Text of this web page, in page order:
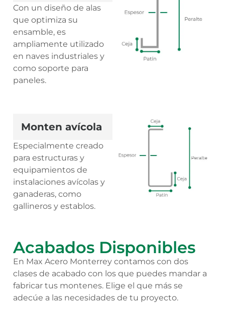
Con un diseño de alas
que optimiza su
ensamble, es
ampliamente utilizado
en naves industriales y
como soporte para
paneles.
Monten avícola
Especialmente creado
para estructuras y
equipamientos de
instalaciones avícolas y
ganaderas, como
gallineros y establos.
Acabados Disponibles
En Max Acero Monterrey contamos con dos
clases de acabado con los que puedes mandar a
fabricar tus montenes. Elige el que más se
adecúe a las necesidades de tu proyecto.